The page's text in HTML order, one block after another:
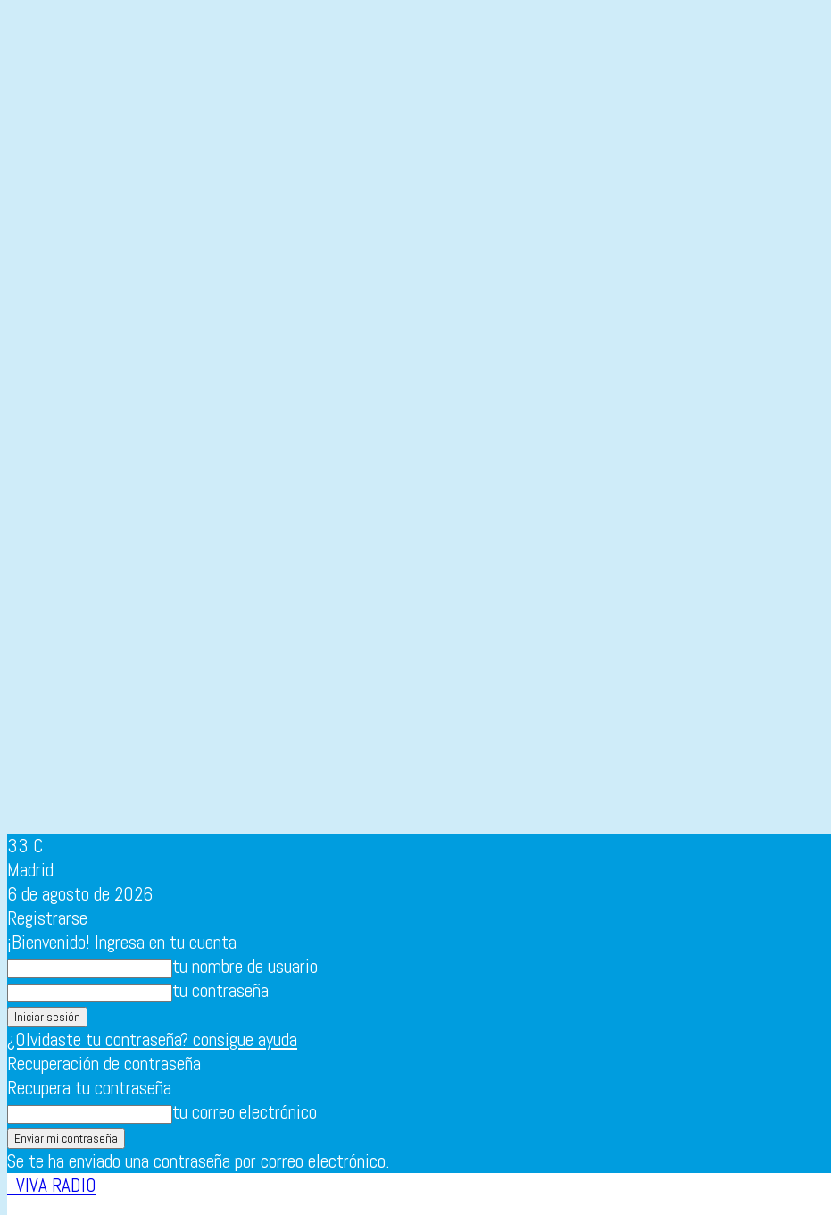
33 C
Madrid
6 de agosto de 2026
Registrarse
¡Bienvenido! Ingresa en tu cuenta
tu nombre de usuario
tu contraseña
¿Olvidaste tu contraseña? consigue ayuda
Recuperación de contraseña
Recupera tu contraseña
tu correo electrónico
Se te ha enviado una contraseña por correo electrónico.
VIVA RADIO